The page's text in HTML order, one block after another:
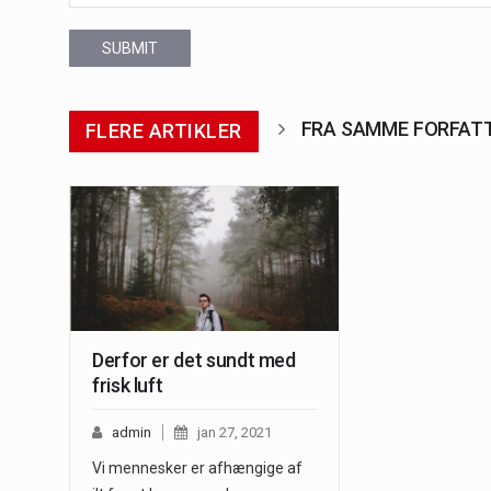
SUBMIT
FLERE ARTIKLER FRA SAMME
Derfor er det sundt med
frisk luft
admin jan 27, 2021
Vi mennesker er afhængige af